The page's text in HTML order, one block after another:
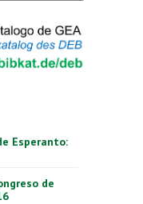
Esperanto:
de